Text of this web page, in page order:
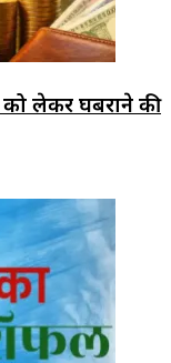
लेकर घबराने की